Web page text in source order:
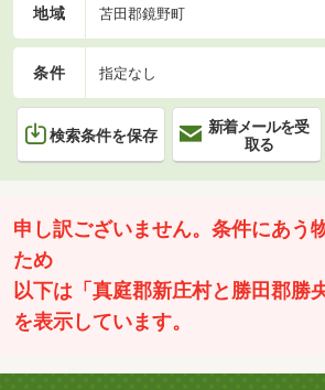
地域 苫田郡鏡野町
条件 指定なし
検索条件を保存
新着メールを受
取る
申し訳ございません。条件にあう
ため
以下は「真庭郡新庄村と勝田郡勝
を表示しています。